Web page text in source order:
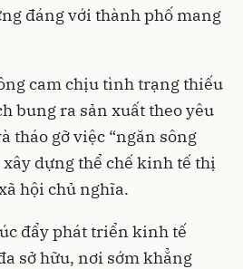
đáng với thành phố mang
cam chịu tình trạng thiếu
bung ra sản xuất theo yêu
tháo gỡ việc “ngăn sông
xây dựng thể chế kinh tế thị
hội chủ nghĩa.
đẩy phát triển kinh tế
sở hữu, nơi sớm khẳng